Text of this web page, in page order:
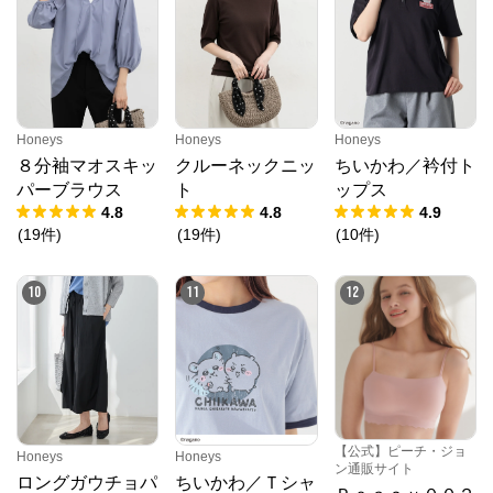
Honeys
８分袖マオスキッ
パーブラウス
4.8
(19件)
Honeys
クルーネックニッ
ト
4.8
(19件)
Honeys
ちいかわ／衿付ト
ップス
4.9
(10件)
10
Honeys
ロングガウチョパ
11
Honeys
ちいかわ／Ｔシャ
12
【公式】ピーチ・ジョ
ン通販サイト